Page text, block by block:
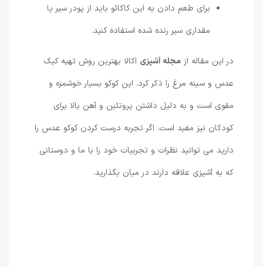
برای طعم دادن به این کاکائو باید از پودر سیر یا
مقداری سیر رنده شده استفاده کنید.
در این مقاله ازمجله آشپزیاکالا بهترین روش تهیه کیک
عدس و سینه مرغ را ذکر کرد. این کوکو بسیار خوشمزه و
مقوی است و به دلیل داشتن پروتئین و آهن بالا برای
کودکان نیز مفید است. اگر تجربه درست کردن کوکو عدس را
دارید می توانید نظرات و تجربیات خود را با ما و دوستانی
که به آشپزی علاقه دارند در میان بگذارید.